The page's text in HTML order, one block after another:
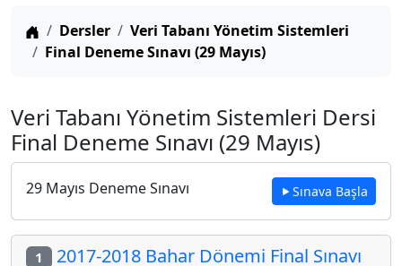
Anasayfa
Dersler
Veri Tabanı Yönetim Sistemleri
Final Deneme Sınavı (29 Mayıs)
Veri Tabanı Yönetim Sistemleri Dersi
Final Deneme Sınavı (29 Mayıs)
29 Mayıs Deneme Sınavı Sınava Başla
1 2017-2018 Bahar Dönemi Final Sınavı